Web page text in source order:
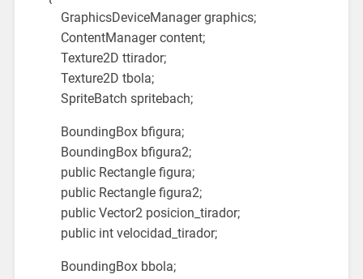
GraphicsDeviceManager graphics;
ContentManager content;
Texture2D ttirador;
Texture2D tbola;
SpriteBatch spritebach;
BoundingBox bfigura;
BoundingBox bfigura2;
public Rectangle figura;
public Rectangle figura2;
public Vector2 posicion_tirador;
public int velocidad_tirador;
BoundingBox bbola;